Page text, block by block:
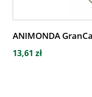
ANIMONDA
13,61 zł